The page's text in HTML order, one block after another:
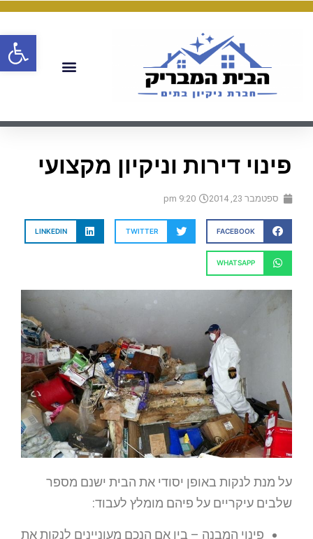
פינוי דירות וניקיון מקצועי
ספטמבר 23, 2014 9:20 pm
FACEBOOK
TWITTER
LINKEDIN
WHATSAPP
על מנת לנקות באופן יסודי את הבית ישנם מספר
שלבים עיקריים על פיהם מומלץ לעבוד:
פינוי המבנה – בין אם הנכם מעוניינים לנקות את